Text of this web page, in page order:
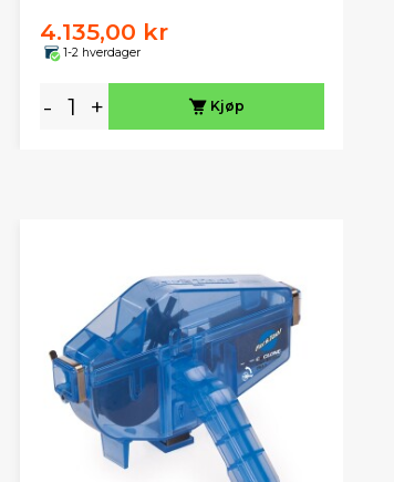
4.135,00 kr
1-2 hverdager
- + Kjøp